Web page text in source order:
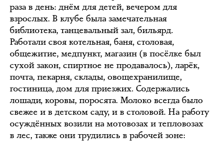
раза в день: днём для детей, вечером для
взрослых. В клубе была замечательная
библиотека, танцевальный зал, бильярд.
Работали своя котельная, баня, столовая,
общежитие, медпункт, магазин (в посёлке был
сухой закон, спиртное не продавалось), ларёк,
почта, пекарня, склады, овощехранилище,
гостиница, дом для приезжих. Содержались
лошади, коровы, поросята. Молоко всегда было
свежее и в детском саду, и в столовой. На работу
осуждённых возили на мотовозах и тепловозах
в лес, также они трудились в рабочей зоне: